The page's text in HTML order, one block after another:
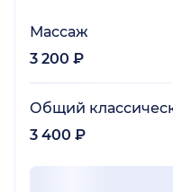
Массаж
3 200 ₽
Общий
3 400 ₽